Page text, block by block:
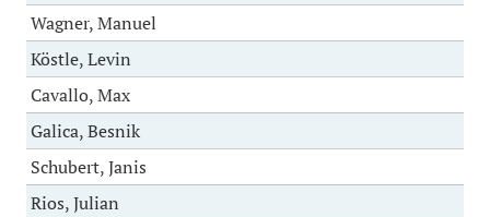
Wagner, Manuel
Köstle, Levin
Cavallo, Max
Galica, Besnik
Schubert, Janis
Rios, Julian